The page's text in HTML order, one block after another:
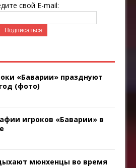
свой E-mail:
«Баварии» празднуют
(фото)
игроков «Баварии» в
мюнхенцы во время